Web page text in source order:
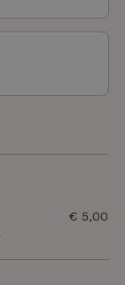
€ 5,00